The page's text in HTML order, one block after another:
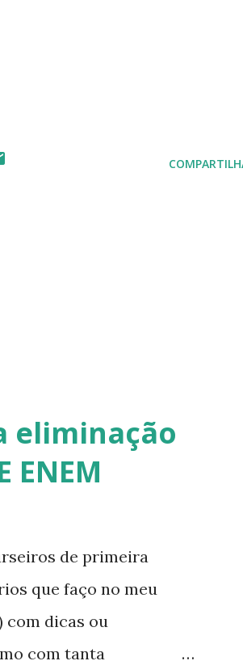
eliminação
ENEM
de primeira
que faço no meu
com dicas ou
com tanta